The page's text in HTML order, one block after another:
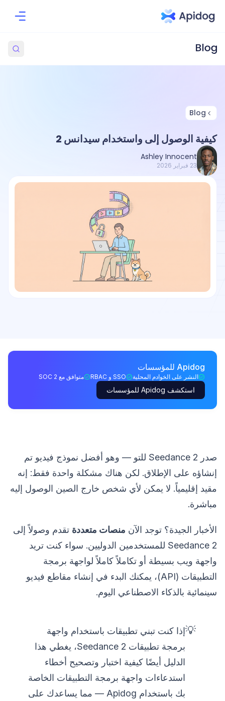
Blog
كيفية الوصول إلى واستخدام سيدانس 2
Ashley Innocent
23 فبراير 2026
Apidog للمؤسسات
النشر على الخوادم المحلية SSO و RBAC متوافق مع SOC 2
استكشف Apidog للمؤسسات
صدر Seedance 2 للتو — وهو أفضل نموذج فيديو تم
إنشاؤه على الإطلاق. لكن هناك مشكلة واحدة فقط: إنه
مقيد إقليمياً. لا يمكن لأي شخص خارج الصين الوصول إليه
مباشرة.
الأخبار الجيدة؟ توجد الآن منصات متعددة تقدم وصولاً إلى
Seedance 2 للمستخدمين الدوليين. سواء كنت تريد
واجهة ويب بسيطة أو تكاملاً كاملاً لواجهة برمجة
التطبيقات (API)، يمكنك البدء في إنشاء مقاطع فيديو
سينمائية بالذكاء الاصطناعي اليوم.
💡إذا كنت تبني تطبيقات باستخدام واجهة
برمجة تطبيقات Seedance 2، يغطي هذا
الدليل أيضًا كيفية اختبار وتصحيح أخطاء
استدعاءات واجهة برمجة التطبيقات الخاصة
بك باستخدام Apidog — مما يساعدك على